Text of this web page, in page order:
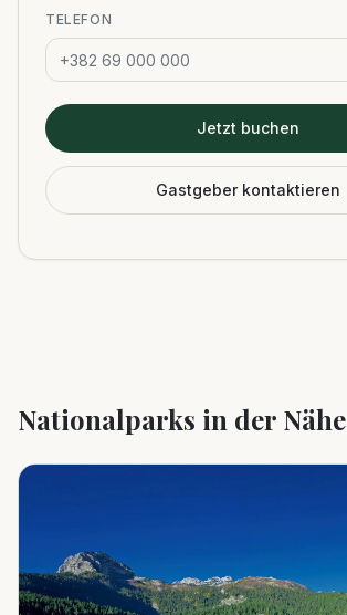
TELEFON
Jetzt buchen
Gastgeber kontaktieren
Nationalparks in der Nähe